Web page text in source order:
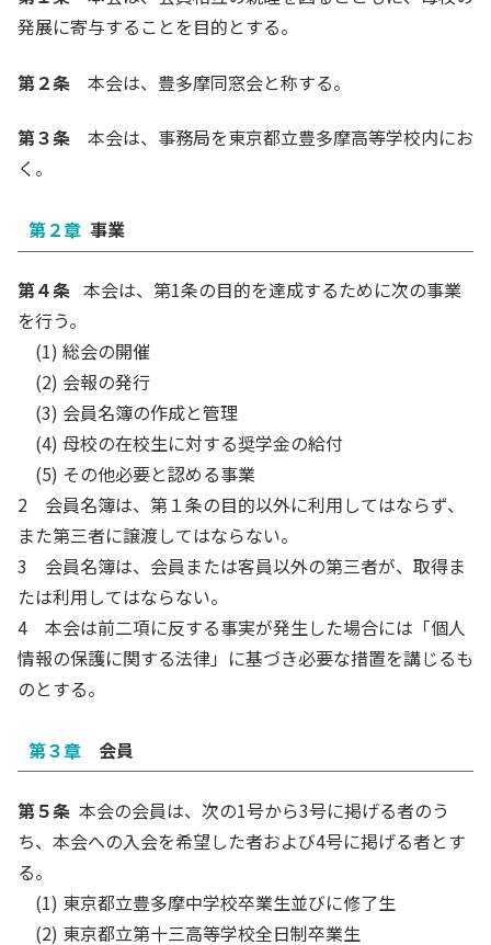
発展に寄与することを目的とする。
第２条 本会は、豊多摩同窓会と称する。
第３条 本会は、事務局を東京都立豊多摩高等学校内にお
く。
第２章事業
第４条 本会は、第1条の目的を達成するために次の事業
を行う。
(1) 総会の開催
(2) 会報の発行
(3) 会員名簿の作成と管理
(4) 母校の在校生に対する奨学金の給付
(5) その他必要と認める事業
2 会員名簿は、第１条の目的以外に利用してはならず、
また第三者に譲渡してはならない。
3 会員名簿は、会員または客員以外の第三者が、取得ま
たは利用してはならない。
4 本会は前二項に反する事実が発生した場合には「個人
情報の保護に関する法律」に基づき必要な措置を講じるも
のとする。
第３章会員
第５条 本会の会員は、次の1号から3号に掲げる者のう
ち、本会への入会を希望した者および4号に掲げる者とす
る。
(1) 東京都立豊多摩中学校卒業生並びに修了生
(2) 東京都立第十三高等学校全日制卒業生